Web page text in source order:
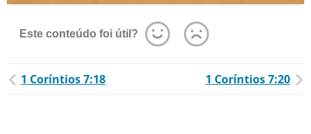
Este conteúdo foi útil?
1 Coríntios 7:18 1 Coríntios 7:20